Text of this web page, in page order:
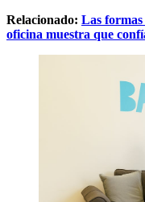
Relacionado: Las formas
oficina muestra que